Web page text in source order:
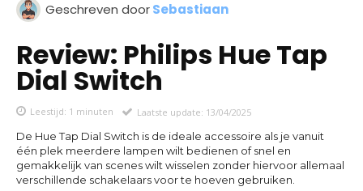
Geschreven doorSebastiaan
Review: Philips Hue Tap
Dial Switch
Leestijd: 1 minuten Laatste update: 13/04/2025
De Hue Tap Dial Switch is de ideale accessoire als je vanuit
één plek meerdere lampen wilt bedienen of snel en
gemakkelijk van scenes wilt wisselen zonder hiervoor allemaal
verschillende schakelaars voor te hoeven gebruiken.